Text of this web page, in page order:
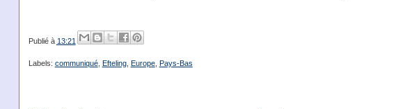
Publié à 13:21
Labels: communiqué, Efteling, Europe, Pays-Bas